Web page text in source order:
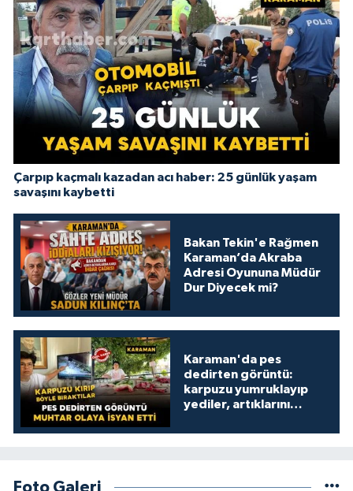
Çarpıp kaçmalı kazadan acı haber: 25 günlük yaşam
savaşını kaybetti
Bakan Tekin'e Rağmen
Karaman’da Akraba
Adresi Oyununa Müdür
Dur Diyecek mi?
Karaman'da pes
dedirten görüntü:
karpuzu yumruklayıp
yediler, artıklarını
Foto Galeri